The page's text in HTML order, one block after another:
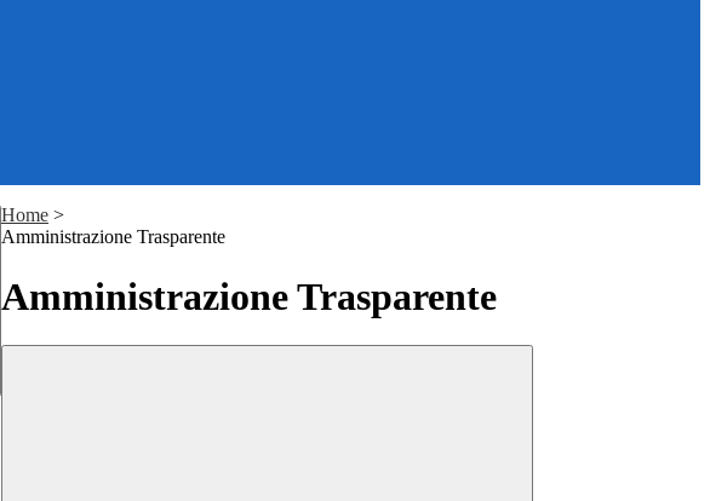
Home >
Amministrazione Trasparente
Amministrazione Trasparente